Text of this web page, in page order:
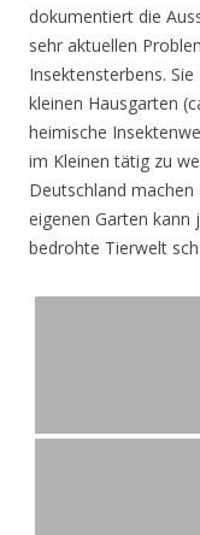
dokumentiert die
sehr aktuellen
Insektensterbens.
kleinen Hausgarten
heimische
im Kleinen tätig zu
Deutschland
eigenen Garten
bedrohte Tierwelt